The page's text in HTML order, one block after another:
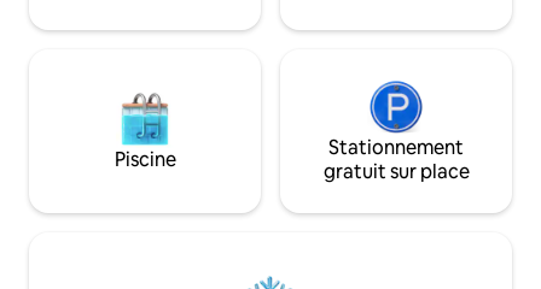
nourriture disponible. Wi-Fi gratuit.
Piscine
Stationnement
gratuit sur place